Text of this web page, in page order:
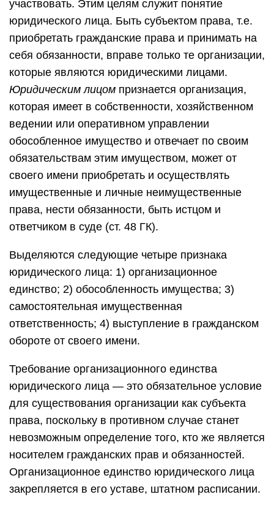
участвовать. Этим целям служит понятие
юридического лица. Быть субъектом права, т.е.
приобретать гражданские права и принимать на
себя обязанности, вправе только те организации,
которые являются юридическими лицами.
Юридическим лицом признается организация,
которая имеет в собственности, хозяйственном
ведении или оперативном управлении
обособленное имущество и отвечает по своим
обязательствам этим имуществом, может от
своего имени приобретать и осуществлять
имущественные и личные неимущественные
права, нести обязанности, быть истцом и
ответчиком в суде (ст. 48 ГК).
Выделяются следующие четыре признака
юридического лица: 1) организационное
единство; 2) обособленность имущества; 3)
самостоятельная имущественная
ответственность; 4) выступление в гражданском
обороте от своего имени.
Требование организационного единства
юридического лица — это обязательное условие
для существования организации как субъекта
права, поскольку в противном случае станет
невозможным определение того, кто же является
носителем гражданских прав и обязанностей.
Организационное единство юридического лица
закрепляется в его уставе, штатном расписании.